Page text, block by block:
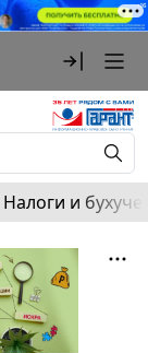
Налоги и